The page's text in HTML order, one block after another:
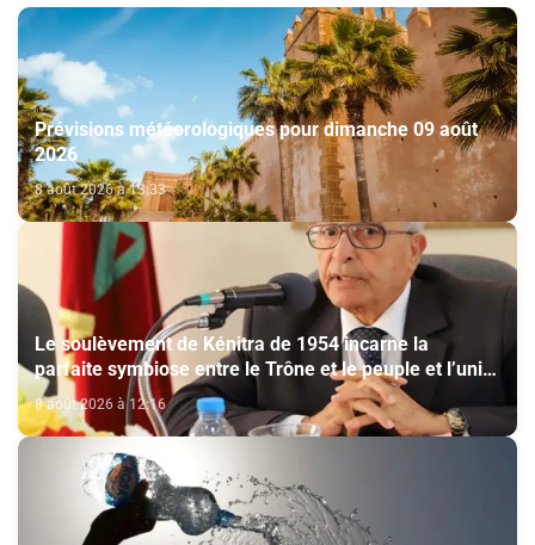
Prévisions météorologiques pour dimanche 09 août
2026
8 août 2026 à 13:33
Le soulèvement de Kénitra de 1954 incarne la
parfaite symbiose entre le Trône et le peuple et l’unité
de volonté et de destin (M. El Ktiri)
8 août 2026 à 12:16